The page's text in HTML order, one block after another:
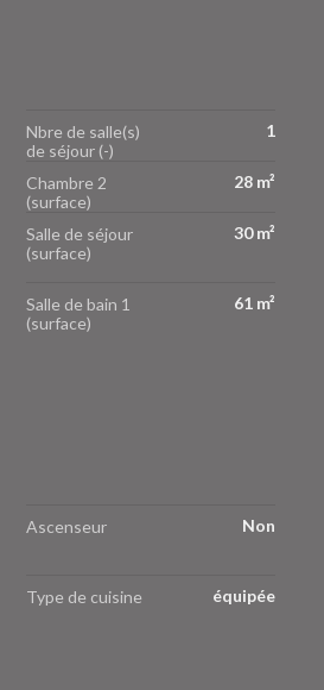
Nbre de salle(s)
de séjour (-)
1
Chambre 2
(surface)
28 m²
Salle de séjour
(surface)
30 m²
Salle de bain 1
(surface)
61 m²
Ascenseur Non
Type de cuisine équipée